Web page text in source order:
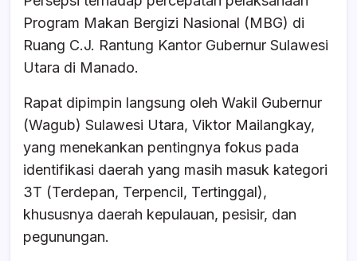
o
k
p
Program Makan Bergizi Nasional (MBG) di
Ruang C.J. Rantung Kantor Gubernur Sulawesi
Utara di Manado.
Rapat dipimpin langsung oleh Wakil Gubernur
(Wagub) Sulawesi Utara, Viktor Mailangkay,
yang menekankan pentingnya fokus pada
identifikasi daerah yang masih masuk kategori
3T (Terdepan, Terpencil, Tertinggal),
khususnya daerah kepulauan, pesisir, dan
pegunungan.